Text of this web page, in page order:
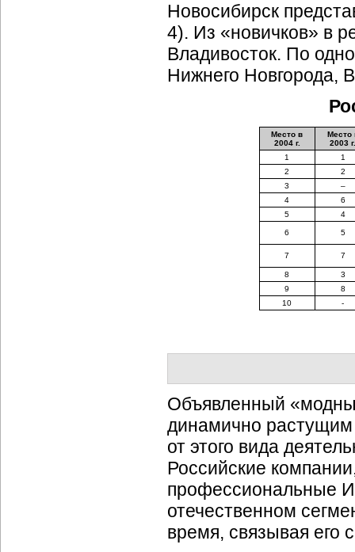
Новосибирск
4). Из «новичков» в
Владивосток. По
Нижнего Новгорода,
Место в
2004 г.
Место
2003 г.
1
1
2
2
3
–
4
6
5
4
6 5
7 7
8
3
9
8
10
-
Объявленный
динамично
от этого вида
Российские
профессиональные
отечественном
время, связывая